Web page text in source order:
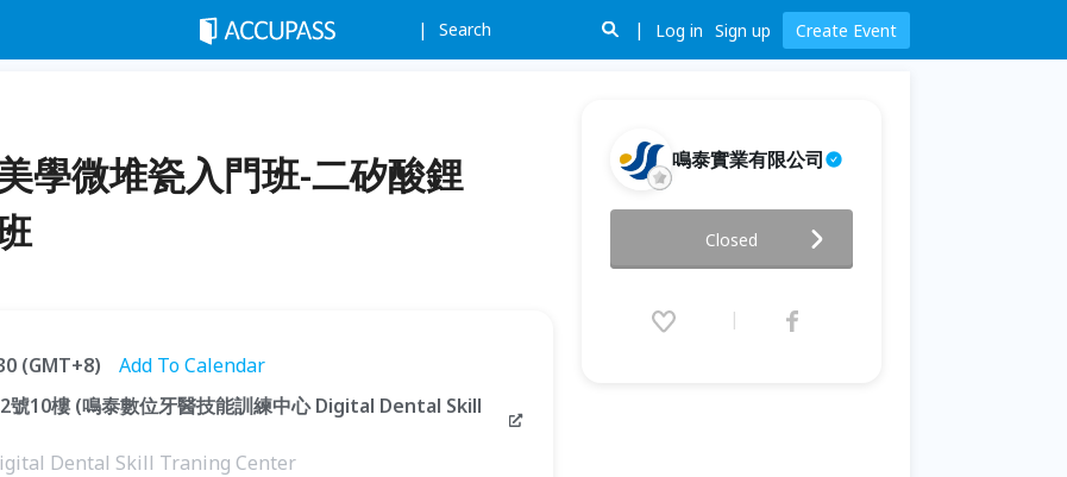
Search Log in Sign up Create Event
學微堆瓷入門班-二矽酸鋰
(GMT+8)
Add To Calendar
號10樓 (鳴泰數位牙醫技能訓練中心 Digital Dental Skill
Dental Skill Traning Center
鳴泰實業有限公司
門班-二矽酸鋰×Veneer專題】
12班
(GMT+8)
Closed